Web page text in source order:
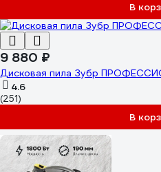
В
9 880 ₽
Дисковая пила Зубр
4.6
(251)
В